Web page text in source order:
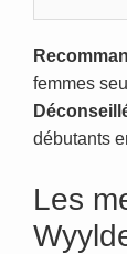
femmes
débutants
Les